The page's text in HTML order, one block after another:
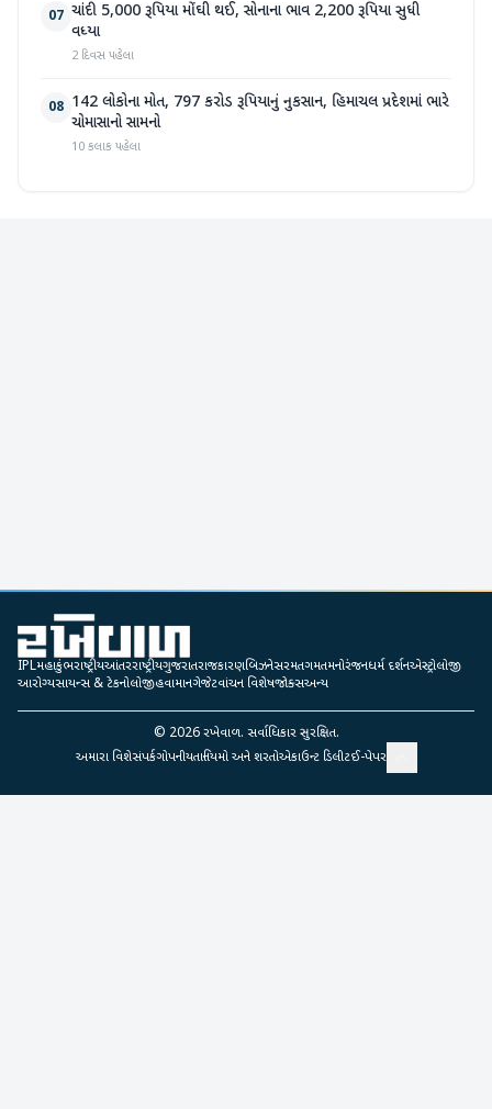
07 ચાંદી 5,000 રૂપિયા મોંઘી થઈ, સોનાના ભાવ 2,200 રૂપિયા સુધી
વધ્યા
2 દિવસ પહેલા
08 142 લોકોના મોત, 797 કરોડ રૂપિયાનું નુકસાન, હિમાચલ પ્રદેશમાં ભારે
ચોમાસાનો સામનો
10 કલાક પહેલા
IPLમહાકુંભરાષ્ટ્રીયઆંતરરાષ્ટ્રીયગુજરાતરાજકારણબિઝનેસરમતગમતમનોરંજનધર્મ દર્શનએસ્ટ્રોલોજી
આરોગ્યસાયન્સ & ટેકનોલોજીહવામાનગેજેટવાંચન વિશેષજોક્સઅન્ય
© 2026રખેવાળ. સર્વાધિકાર સુરક્ષિત.
અમારા વિશેસંપર્કગોપનીયતાનિયમો અને શરતોએકાઉન્ટ ડિલીટઈ-પેપર